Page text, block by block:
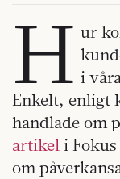
H ur
i
Enkelt, enligt
handlade om
artikel i
om